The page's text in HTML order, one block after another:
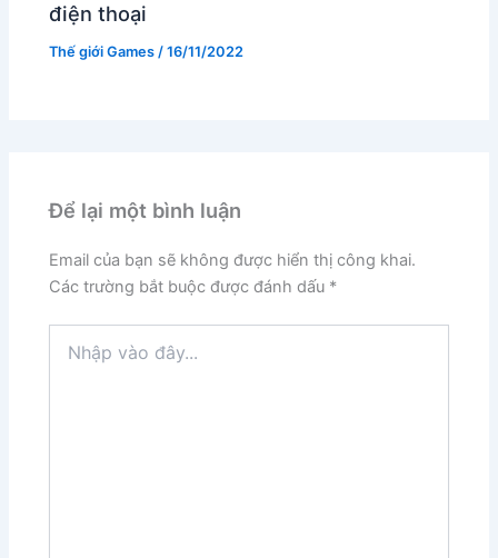
điện thoại
Thế giới Games /16/11/2022
Để lại một bình luận
Email của bạn sẽ không được hiển thị công khai.
Các trường bắt buộc được đánh dấu *
vào